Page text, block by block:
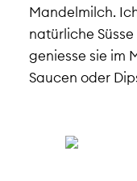
Mandelmilch.
natürliche
geniesse sie im
Saucen oder